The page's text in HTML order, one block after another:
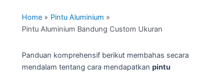
Home
Pintu Aluminium
Pintu Aluminium Bandung Custom Ukuran
Panduan komprehensif berikut membahas secara
mendalam tentang cara mendapatkan pintu